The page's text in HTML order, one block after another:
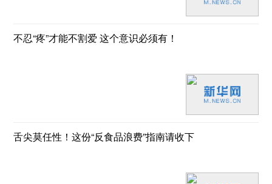
不忍“疼”才能不割爱 这个意识必须有！
舌尖莫任性！这份“反食品浪费”指南请收下